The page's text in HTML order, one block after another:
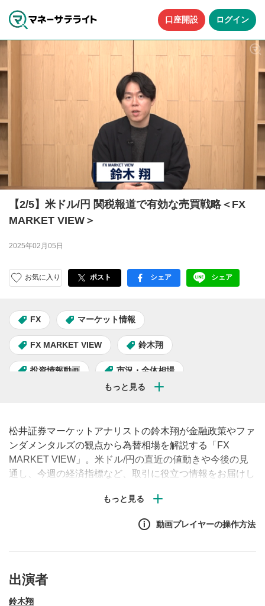
口座開設 ログイン
【2/5】米ドル/円 関税報道で有効な売買戦略＜FX
MARKET VIEW＞
2025年02月05日
お気に入り ポスト facebook
シェア LINE
シェア
FX マーケット情報
FX MARKET VIEW 鈴木翔
投資情報動画 市況・全体相場
松井証券マーケットアナリストの鈴木翔が金融政策やファ
ンダメンタルズの観点から為替相場を解説する「FX
MARKET VIEW」。米ドル/円の直近の値動きや今後の見
通し、今週の経済指標など、取引に役立つ情報をお届けし
動画プレイヤーの操作方法
出演者
鈴木翔